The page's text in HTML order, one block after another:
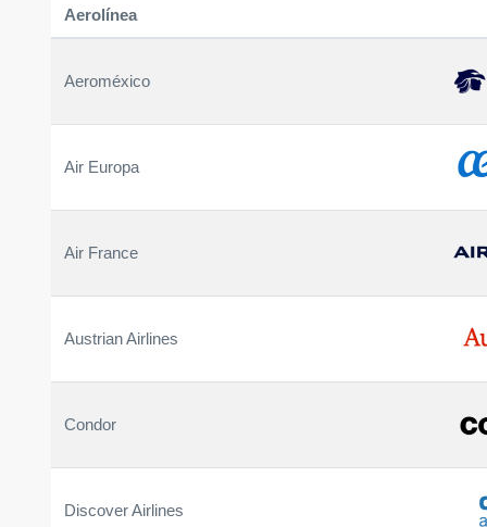
Aerolínea
Aeroméxico
Air Europa
Air France
Austrian Airlines
Condor
Discover Airlines